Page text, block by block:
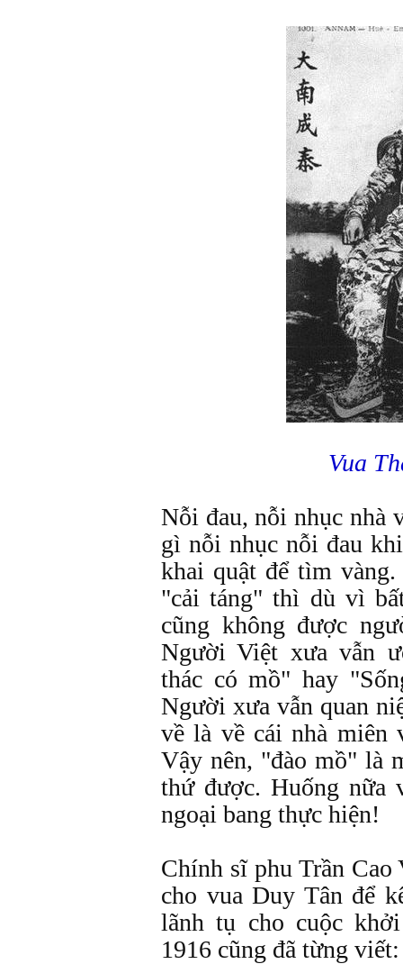
Vua
Nỗi đau, nỗi nhục nhà
gì nỗi nhục nỗi đau
khai quật để tìm
"cải táng" thì dù vì
cũng không được
Người Việt xưa vẫn
thác có mồ" hay
Người xưa vẫn quan
về là về cái nhà miên
Vậy nên, "đào mồ" là
thứ được. Huống nữa
ngoại bang thực hiện!
Chính sĩ phu Trần
cho vua Duy Tân để
lãnh tụ cho cuộc
1916 cũng đã từng viết: